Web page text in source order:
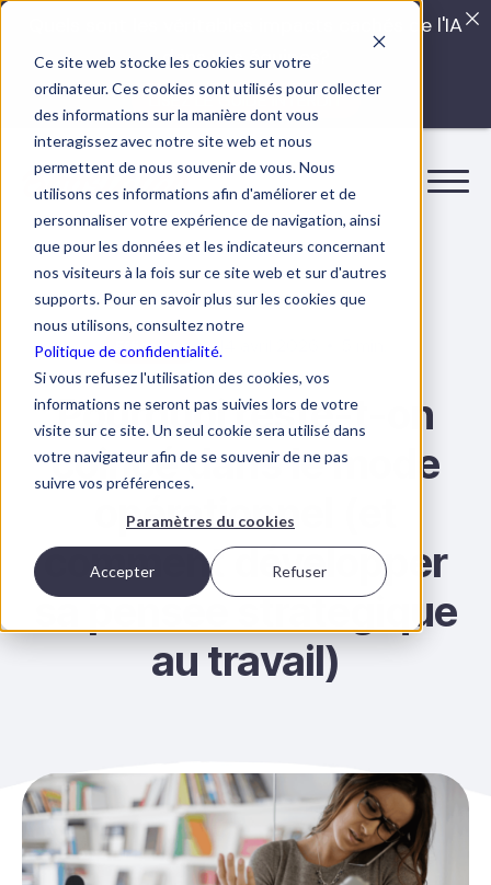
Ce site web stocke les cookies sur votre
ordinateur. Ces cookies sont utilisés pour collecter
des informations sur la manière dont vous
interagissez avec notre site web et nous
permettent de nous souvenir de vous. Nous
utilisons ces informations afin d'améliorer et de
personnaliser votre expérience de navigation, ainsi
que pour les données et les indicateurs concernant
nos visiteurs à la fois sur ce site web et sur d'autres
supports. Pour en savoir plus sur les cookies que
nous utilisons, consultez notre
Politique de confidentialité.
Si vous refusez l'utilisation des cookies, vos
informations ne seront pas suivies lors de votre
visite sur ce site. Un seul cookie sera utilisé dans
votre navigateur afin de se souvenir de ne pas
suivre vos préférences.
Paramètres du cookies
Accepter Refuser
Efficacité
Pourquoi reste-t-on
coincé dans le mode
opérationnel (et
comment développer
sa pensée stratégique
au travail)
Quels sont les véritables impacts cachés de l'IA
dans vos équipes?
LISEZ LE GUIDE INTERDIT